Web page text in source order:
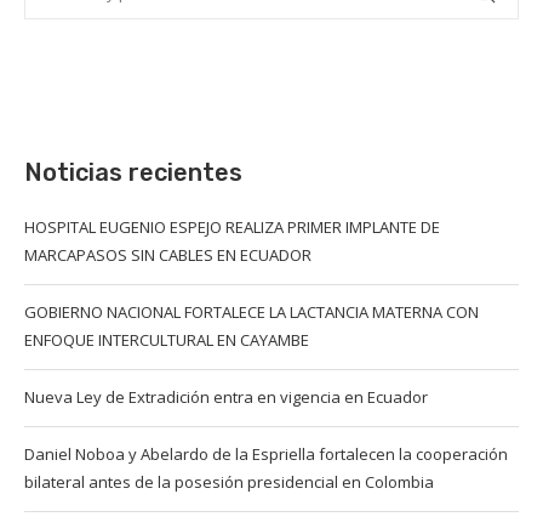
Noticias recientes
HOSPITAL EUGENIO ESPEJO REALIZA PRIMER IMPLANTE DE
MARCAPASOS SIN CABLES EN ECUADOR
GOBIERNO NACIONAL FORTALECE LA LACTANCIA MATERNA CON
ENFOQUE INTERCULTURAL EN CAYAMBE
Nueva Ley de Extradición entra en vigencia en Ecuador
Daniel Noboa y Abelardo de la Espriella fortalecen la cooperación
bilateral antes de la posesión presidencial en Colombia